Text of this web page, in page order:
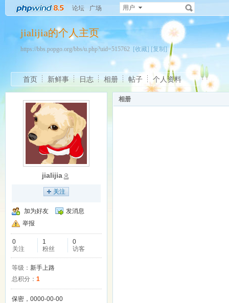
论坛 广场 用户
jialijia的个人主页
https://bbs.popgo.org/bbs/u.php?uid=515762 [收藏] [复制]
首页 新鲜事 日志 相册 帖子 个人资料
jialijia
关注
加为好友
发消息
举报
0
关注
1
粉丝
0
访客
等级： 新手上路
总积分： 1
保密，0000-00-00
相册